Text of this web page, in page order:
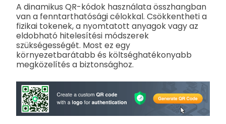
A dinamikus QR-kódok használata összhangban
van a fenntarthatósági célokkal. Csökkentheti a
fizikai tokenek, a nyomtatott anyagok vagy az
eldobható hitelesítési módszerek
szükségességét. Most ez egy
környezetbarátabb és költséghatékonyabb
megközelítés a biztonsághoz.